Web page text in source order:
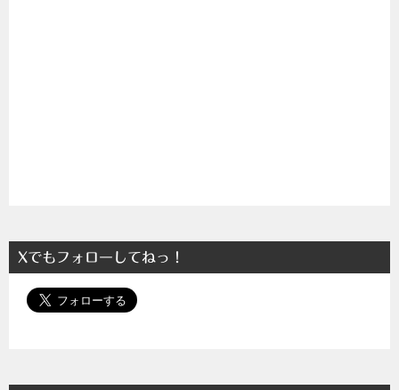
Xでもフォローしてねっ！